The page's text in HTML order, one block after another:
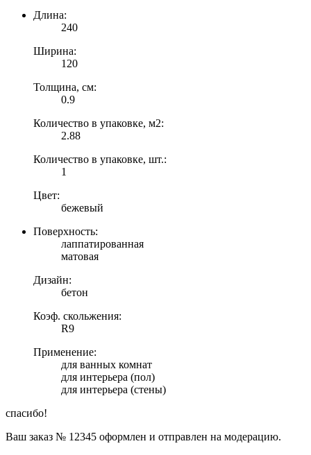
Длина:
240
Ширина:
120
Толщина, см:
0.9
Количество в упаковке, м2:
2.88
Количество в упаковке, шт.:
1
Цвет:
бежевый
Поверхность:
лаппатированная
матовая
Дизайн:
бетон
Коэф. скольжения:
R9
Применение:
для ванных комнат
для интерьера (пол)
для интерьера (стены)
спасибо!
Ваш заказ № 12345 оформлен и отправлен на модерацию.